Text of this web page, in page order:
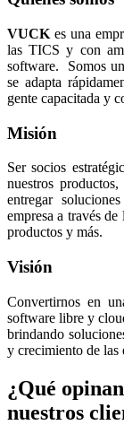
VUCK es una
las TICS y con
software. Somos
se adapta
gente capacitada y
Misión
Ser socios
nuestros
entregar
empresa a través
productos y más.
Visión
Convertirnos en
software libre y
brindando
y crecimiento de las
¿Qué
nuestros